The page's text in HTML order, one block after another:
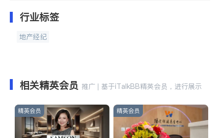
行业标签
地产经纪
相关精英会员 推广 | 基于iTalkBB精英会员，进行展示
精英会员 精英会员